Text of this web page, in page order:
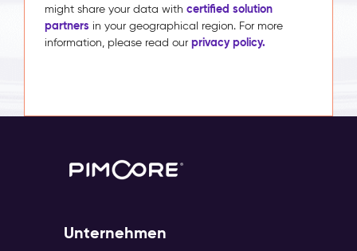
might share your data with certified solution
partners in your geographical region. For more
information, please read our privacy policy.
Unternehmen